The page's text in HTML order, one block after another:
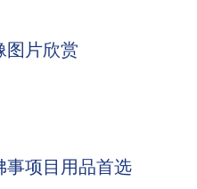
图片欣赏
事项目用品首选